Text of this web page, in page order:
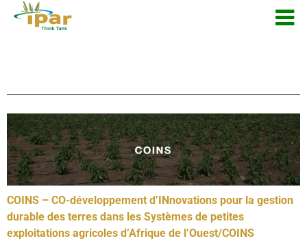
COINS – CO-développement d’INnovations pour la gestion
durable des terres dans les Systèmes de petites
exploitations agricoles d’Afrique de l’Ouest/COINS